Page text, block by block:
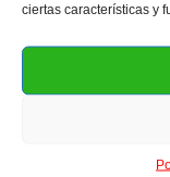
ciertas características y